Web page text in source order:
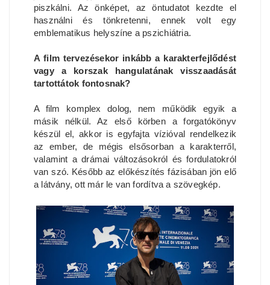
piszkálni. Az önképet, az öntudatot kezdte el
használni és tönkretenni, ennek volt egy
emblematikus helyszíne a pszichiátria.
A film tervezésekor inkább a karakterfejlődést
vagy a korszak hangulatának visszaadását
tartottátok fontosnak?
A film komplex dolog, nem működik egyik a
másik nélkül. Az első körben a forgatókönyv
készül el, akkor is egyfajta vízióval rendelkezik
az ember, de mégis elsősorban a karakterről,
valamint a drámai változásokról és fordulatokról
van szó. Később az előkészítés fázisában jön elő
a látvány, ott már le van fordítva a szövegkép.